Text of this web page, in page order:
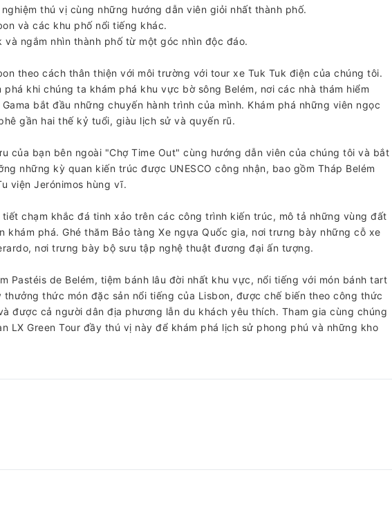
thú vị cùng những hướng dẫn viên giỏi nhất thành phố.
và các khu phố nổi tiếng khác.
ngắm nhìn thành phố từ một góc nhìn độc đáo.
theo cách thân thiện với môi trường với tour xe Tuk Tuk điện của chúng tôi.
phá khi chúng ta khám phá khu vực bờ sông Belém, nơi các nhà thám hiểm
bắt đầu những chuyến hành trình của mình. Khám phá những viên ngọc
gần hai thế kỷ tuổi, giàu lịch sử và quyến rũ.
của bạn bên ngoài "Chợ Time Out" cùng hướng dẫn viên của chúng tôi và bắt
những kỳ quan kiến ​​trúc được UNESCO công nhận, bao gồm Tháp Belém
viện Jerónimos hùng vĩ.
tiết chạm khắc đá tinh xảo trên các công trình kiến ​​trúc, mô tả những vùng đất
khám phá. Ghé thăm Bảo tàng Xe ngựa Quốc gia, nơi trưng bày những cỗ xe
nơi trưng bày bộ sưu tập nghệ thuật đương đại ấn tượng.
Pastéis de Belém, tiệm bánh lâu đời nhất khu vực, nổi tiếng với món bánh tart
thức món đặc sản nổi tiếng của Lisbon, được chế biến theo công thức
được cả người dân địa phương lẫn du khách yêu thích. Tham gia cùng chúng
LX Green Tour đầy thú vị này để khám phá lịch sử phong phú và những kho